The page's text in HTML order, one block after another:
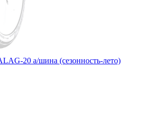
20 а/шина (сезонность-лето)